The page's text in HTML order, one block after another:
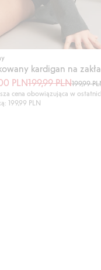
kardigan na
PLN199,99 PLN199,99
cena obowiązująca w
199,99 PLN